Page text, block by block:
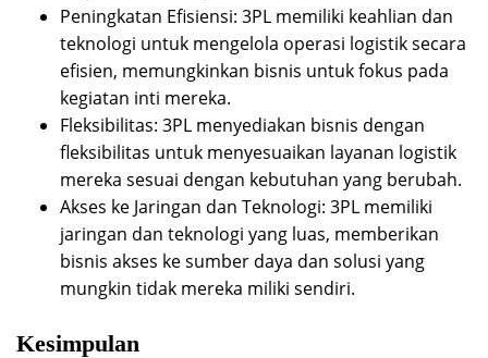
Peningkatan Efisiensi: 3PL memiliki keahlian dan
teknologi untuk mengelola operasi logistik secara
efisien, memungkinkan bisnis untuk fokus pada
kegiatan inti mereka.
Fleksibilitas: 3PL menyediakan bisnis dengan
fleksibilitas untuk menyesuaikan layanan logistik
mereka sesuai dengan kebutuhan yang berubah.
Akses ke Jaringan dan Teknologi: 3PL memiliki
jaringan dan teknologi yang luas, memberikan
bisnis akses ke sumber daya dan solusi yang
mungkin tidak mereka miliki sendiri.
Kesimpulan